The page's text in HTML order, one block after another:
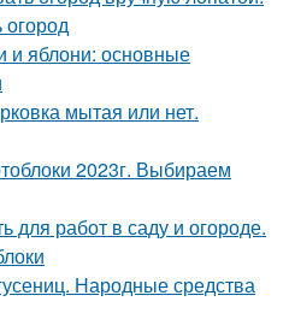
огород
и яблони: основные
мытая или нет.
2023г. Выбираем
для работ в саду и огороде.
Народные средства